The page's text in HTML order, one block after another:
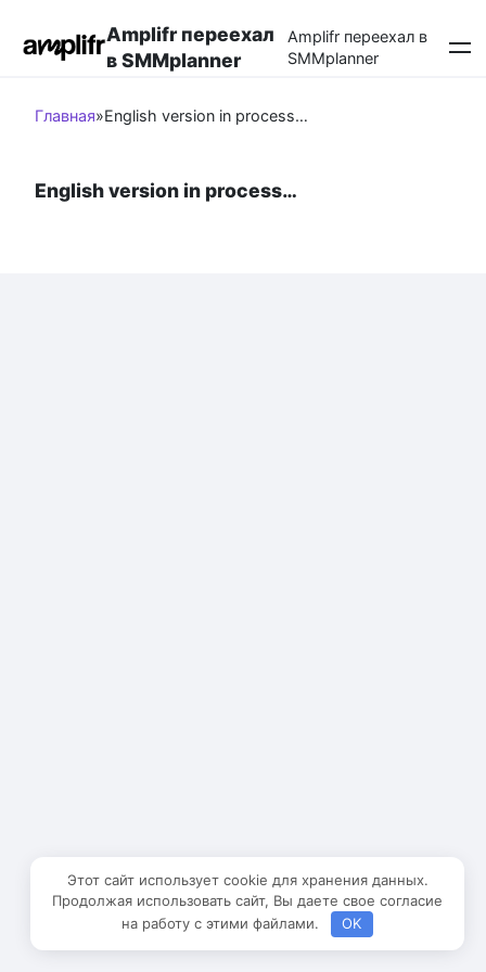
контенту
Amplifr переехал
в SMMplanner
Amplifr переехал в
SMMplanner
Главная»English version in process…
English version in process…
Этот сайт использует cookie для хранения данных.
Продолжая использовать сайт, Вы даете свое согласие
на работу с этими файлами.
OK